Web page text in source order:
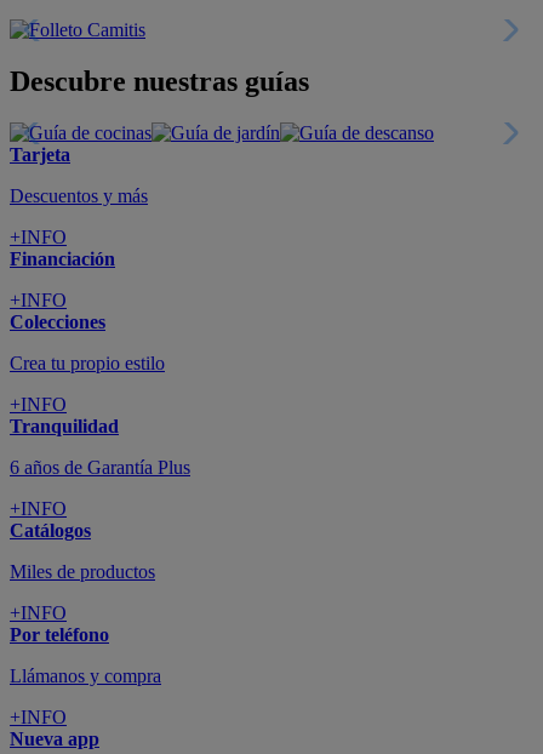
Descubre nuestras guías
Tarjeta
Descuentos y más
+INFO
Financiación
+INFO
Colecciones
Crea tu propio estilo
+INFO
Tranquilidad
6 años de Garantía Plus
+INFO
Catálogos
Miles de productos
+INFO
Por teléfono
Llámanos y compra
+INFO
Nueva app